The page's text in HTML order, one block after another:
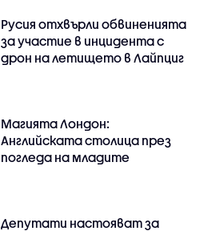
Русия отхвърли обвиненията
за участие в инцидента с
дрон на летището в Лайпциг
Магията Лондон:
Английската столица през
погледа на младите
Депутати настояват за